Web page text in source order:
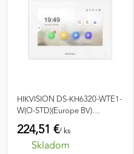
HIKVISION DS-KH6320-WTE1-
W(O-STD)(Europe BV)
dotykový displej
224,51 €/ ks
Skladom